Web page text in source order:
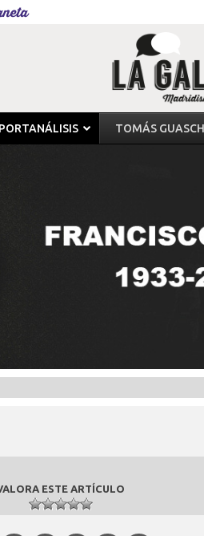
PORTANÁLISIS TOMÁS GUASCH
ESTE ARTÍCULO